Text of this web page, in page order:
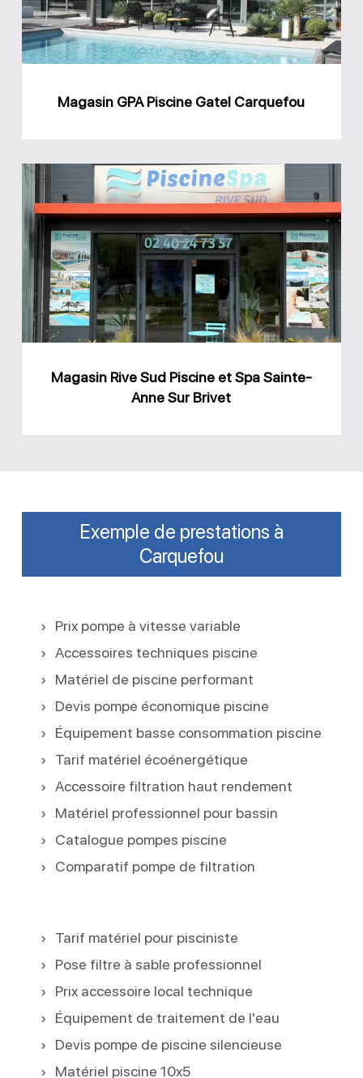
Carquefou
Magasin GPA Piscine Gatel Carquefou
Magasin
Rive
Sud
Piscine
et
Spa
Sainte-
Sur
Magasin Rive Sud Piscine et Spa Sainte-
Anne Sur Brivet
Exemple de prestations à
Carquefou
Prix pompe à vitesse variable
Accessoires techniques piscine
Matériel de piscine performant
Devis pompe économique piscine
Équipement basse consommation piscine
Tarif matériel écoénergétique
Accessoire filtration haut rendement
Matériel professionnel pour bassin
Catalogue pompes piscine
Comparatif pompe de filtration
Tarif matériel pour pisciniste
Pose filtre à sable professionnel
Prix accessoire local technique
Équipement de traitement de l'eau
Devis pompe de piscine silencieuse
Matériel piscine 10x5